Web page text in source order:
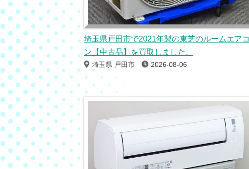
埼玉県戸田市で2021年製の東芝のルームエアコ
ン【中古品】を買取しました。
埼玉県 戸田市 2026-08-06